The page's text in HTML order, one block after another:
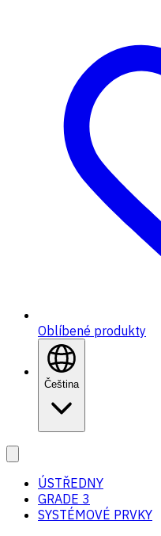
Oblíbené produkty
Čeština
ÚSTŘEDNY
GRADE 3
SYSTÉMOVÉ PRVKY